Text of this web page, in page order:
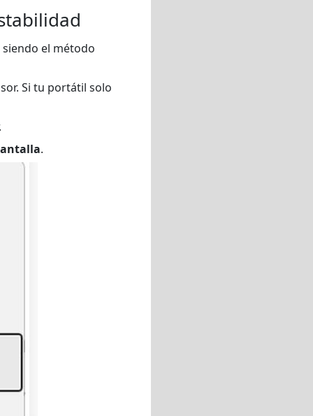
el método
Si tu portátil solo
.